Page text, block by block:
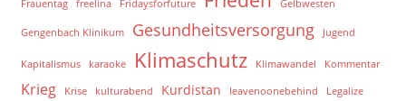
Frauentag freelina Fridaysforfuture Gelbwesten
Gengenbach Klinikum Gesundheitsversorgung Jugend
Kapitalismus karaoke Klimaschutz Klimawandel Kommentar
Krieg Krise kulturabend Kurdistan leavenoonebehind Legalize